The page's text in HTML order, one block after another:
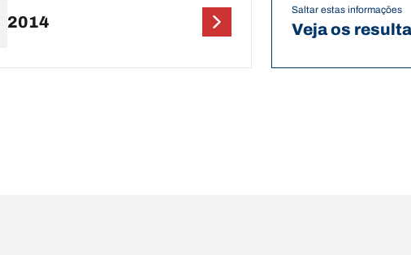
2014
Saltar estas informações
Veja os